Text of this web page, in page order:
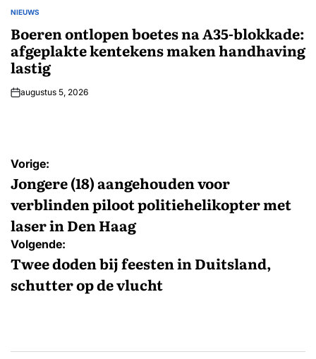
GEPLAATST
NIEUWS
Boeren ontlopen boetes na A35-blokkade:
afgeplakte kentekens maken handhaving
lastig
augustus 5, 2026
Bericht
navigatie
Vorige:
Jongere (18) aangehouden voor
verblinden piloot politiehelikopter met
laser in Den Haag
Volgende:
Twee doden bij feesten in Duitsland,
schutter op de vlucht